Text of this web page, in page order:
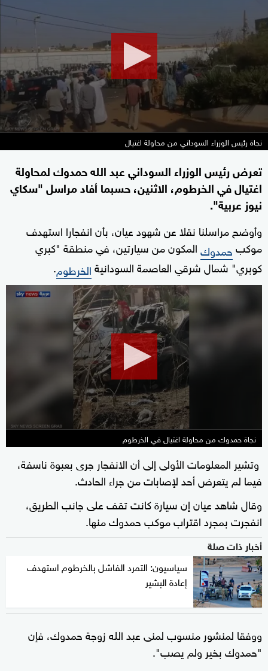
of
minutes,
seconds
نجاة رئيس الوزراء السوداني من محاولة اغتيال
تعرض رئيس الوزراء السوداني عبد الله حمدوك لمحاولة
اغتيال في الخرطوم، الاثنين، حسبما أفاد مراسل "سكاي
نيوز عربية".
وأوضح مراسلنا نقلا عن شهود عيان، بأن انفجارا استهدف
موكبحمدوكالمكون من سيارتين، في منطقة "كبري
كوبري" شمال شرقي العاصمة السودانيةالخرطوم.
نجاة حمدوك من محاولة اغتيال في الخرطوم
وتشير المعلومات الأولى إلى أن الانفجار جرى بعبوة ناسفة،
فيما لم يتعرض أحد لإصابات من جراء الحادث.
وقال شاهد عيان إن سيارة كانت تقف على جانب الطريق،
انفجرت بمجرد اقتراب موكب حمدوك منها.
أخبار ذات صلة
سياسيون: التمرد الفاشل بالخرطوم استهدف
إعادة البشير
ووفقا لمنشور منسوب لمنى عبد الله زوجة حمدوك، فإن
"حمدوك بخير ولم يصب".